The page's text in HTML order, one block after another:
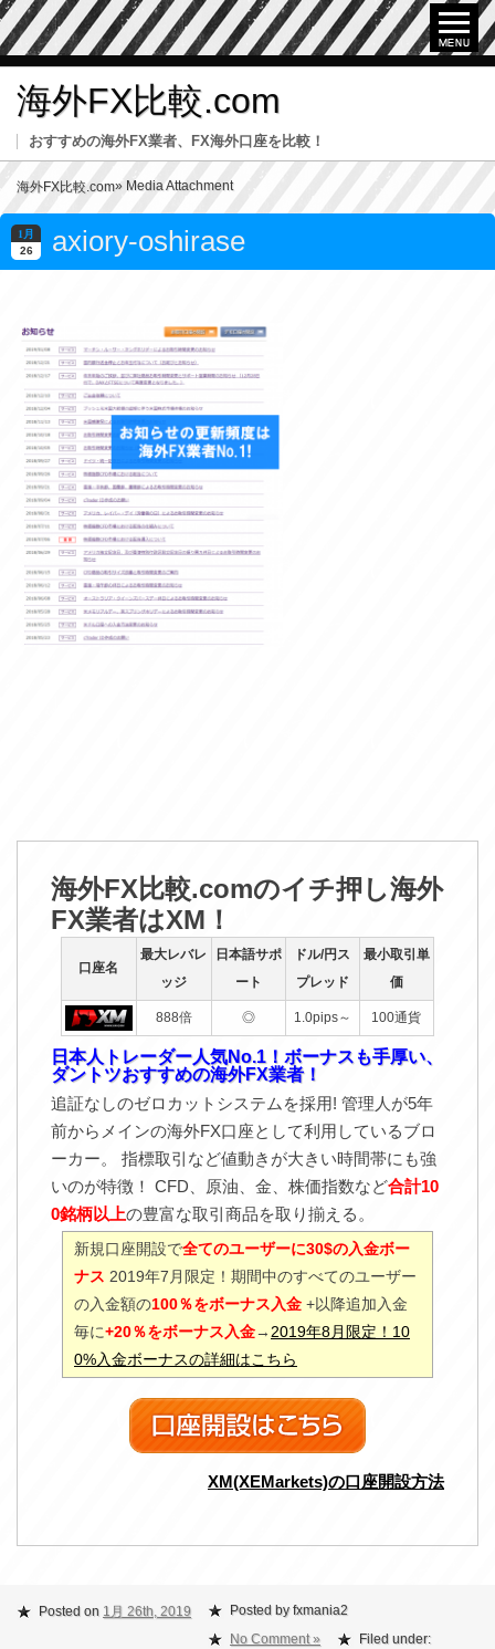
海外FX比較.com
おすすめの海外FX業者、FX海外口座を比較！
海外FX比較.com» Media Attachment
1月
26 axiory-oshirase
海外FX比較.comのイチ押し海外
FX業者はXM！
口座名
最大レバレ
ッジ
日本語サポ
ート
ドル/円ス
プレッド
最小取引単
価
888倍 ◎ 1.0pips～ 100通貨
日本人トレーダー人気No.1！ボーナスも手厚い、
ダントツおすすめの海外FX業者！
追証なしのゼロカットシステムを採用! 管理人が5年
前からメインの海外FX口座として利用しているブロ
ーカー。 指標取引など値動きが大きい時間帯にも強
いのが特徴！ CFD、原油、金、株価指数など合計10
0銘柄以上の豊富な取引商品を取り揃える。
新規口座開設で全てのユーザーに30$の入金ボー
ナス 2019年7月限定！期間中のすべてのユーザー
の入金額の100％をボーナス入金 +以降追加入金
毎に+20％をボーナス入金→ 2019年8月限定！10
0%入金ボーナスの詳細はこちら
XM(XEMarkets)の口座開設方法
Posted on 1月 26th, 2019
Posted by fxmania2
No Comment »
Filed under: